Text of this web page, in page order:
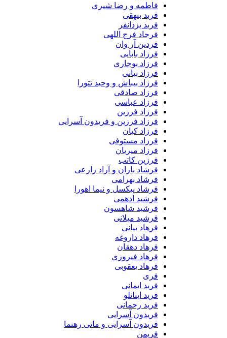
فاطمه و رضا شیری
فربد بیهقی
فربد یزدانفر
فرجاد فرج اللهی
فردین آر وان
فرزاد بابایی
فرزاد بوجاری
فرزاد بیانی
فرزاد بیباش و وحید تتورا
فرزاد صادقی
فرزاد عباسی
فرزاد فرزین
فرزاد فرزین و فریدون آسرایی
فرزاد کیان
فرزاد مستوفی
فرزاد میریان
فرزین کاتب
فرشاد باران و آراد زارعی
فرشاد بهرامی
فرشاد پیکسل و نیما اهورا
فرشید ادهمی
فرشید شاهسون
فرشید میلانی
فرهاد بیانی
فرهاد داروغه
فرهاد دهقان
فرهاد فیروزی
فرهاد یعقوبی
فرید ایمانی
فرید اینانلو
فرید رحمانی
فریدون آسرایی
فریدون آسرایی و مانی رهنما